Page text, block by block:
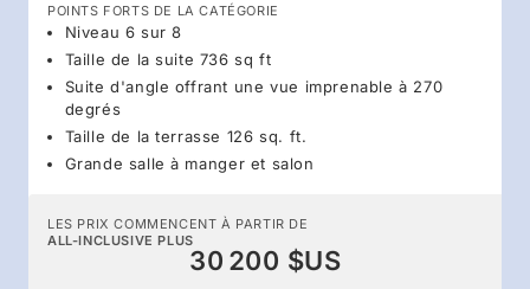
POINTS FORTS DE LA CATÉGORIE
Niveau 6 sur 8
Taille de la suite 736 sq ft
Suite d'angle offrant une vue imprenable à 270
degrés
Taille de la terrasse 126 sq. ft.
Grande salle à manger et salon
LES PRIX COMMENCENT À PARTIR DE
ALL-INCLUSIVE PLUS
30 200 $US